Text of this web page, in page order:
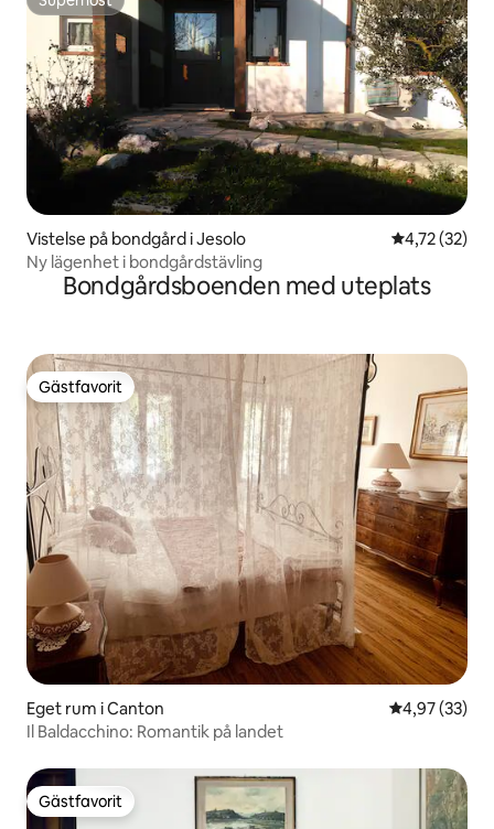
Superhost
Vistelse på bondgård i Jesolo 4,72 av 5 i
4,72 (32)
Ny lägenhet i bondgårdstävling
Bondgårdsboenden med uteplats
Gästfavorit
Gästfavorit
Eget rum i Canton 4,97 av 5 i
4,97 (33)
Il Baldacchino: Romantik på landet
Gästfavorit
Gästfavorit